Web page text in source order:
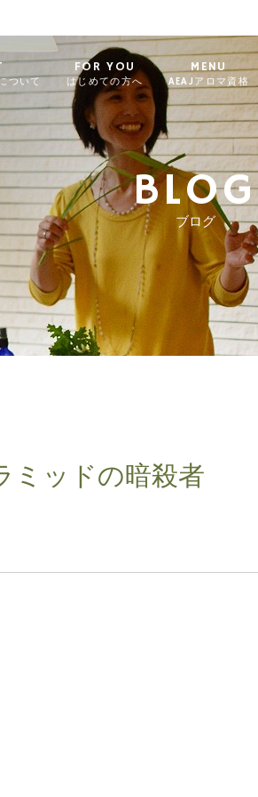
ついて
FOR YOU
はじめての方へ
MENU
AEAJアロマ資格
BLOG
ブログ
ミッドの暗殺者